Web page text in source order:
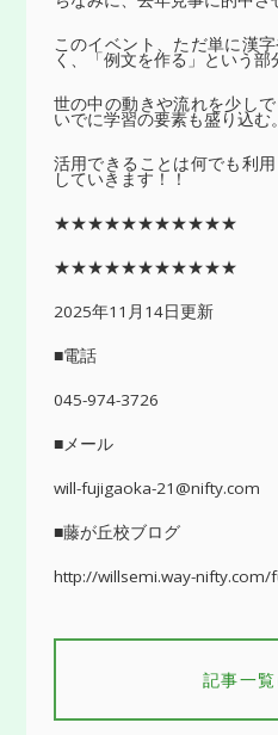
このイベント、ただ単に漢
く、「例文を作る」という部
世の中の動きや流れを少し
いでに学習の要素も盛り込む。
活用できることは何でも利
していきます！！
★★★★★★★★★★★
★★★★★★★★★★★
2025年11月14日更新
■電話
045-974-3726
■メール
will-fujigaoka-21@nifty.com
■藤が丘校ブログ
http://willsemi.way-nifty.com/
記事一